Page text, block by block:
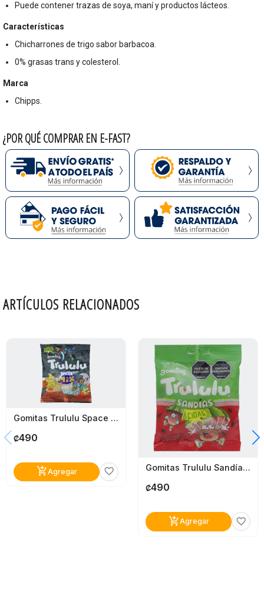
Puede contener trazas de soya, maní y productos lácteos.
Características
Chicharrones de trigo sabor barbacoa.
0% grasas trans y colesterol.
Marca
Chipps.
¿POR QUÉ COMPRAR EN E-FAST?
ARTÍCULOS RELACIONADOS
Gomitas Trululu Space Mix 80G
₡490
add_shopping_cartAgregar favorite_border Gomitas Trululu Sandías 70G
₡490
add_shopping_cartAgregar favorite_border